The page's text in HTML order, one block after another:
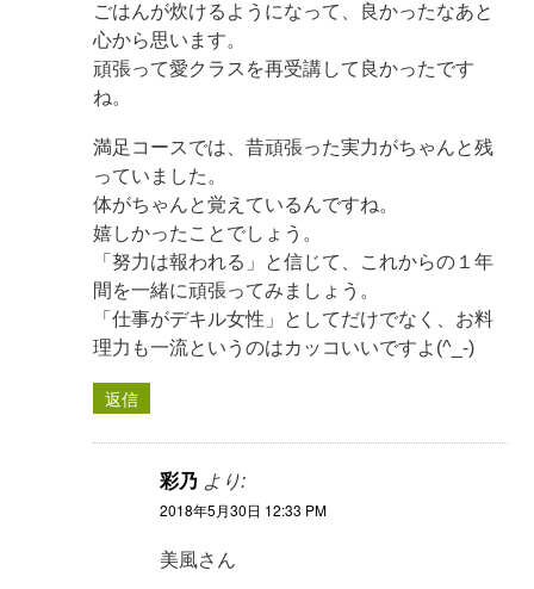
ごはんが炊けるようになって、良かったなあと
心から思います。
頑張って愛クラスを再受講して良かったです
ね。
満足コースでは、昔頑張った実力がちゃんと残
っていました。
体がちゃんと覚えているんですね。
嬉しかったことでしょう。
「努力は報われる」と信じて、これからの１年
間を一緒に頑張ってみましょう。
「仕事がデキル女性」としてだけでなく、お料
理力も一流というのはカッコいいですよ(^_-)
返信
彩乃 より:
2018年5月30日 12:33 PM
美風さん